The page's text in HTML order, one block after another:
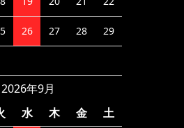
26 27 28 29
2026年9月
水 木 金 土